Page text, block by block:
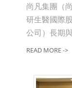
尚凡集團（
研生醫國際
公司）長期
READ MORE ->